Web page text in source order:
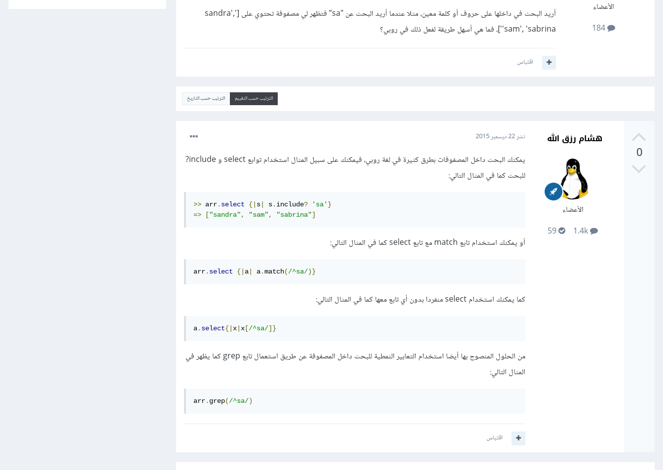
الأعضاء
184
أريد البحث في داخلها على حروف أو كلمة معين، مثلا عندما أريد البحث عن "sa” فتظهر لي مصفوفة تحتوي على ['sandra',
'sam', 'sabrina']، فما هي أسهل طريقة لفعل ذلك في روبي؟
اقتباس
الترتيب حسب التقييم الترتيب حسب التاريخ
0
هشام رزق الله
الأعضاء
نشر22 ديسمبر 2015
يمكنك البحث داخل المصفوفات بطرق كثيرة في لغة روبي، فيمكنك على سبيل المثال استخدام توابع select و include?
للبحث كما في المثال التالي:
>> arr. select {| s s. include? 'sa' }
=>
["sandra", "sam", "sabrina"]
أو يمكنك استخدام تابع match مع تابع select كما في المثال التالي:
arr. select {| a a.match(/^sa/)}
كما يمكنك استخدام select منفردا بدون أي تابع معها كما في المثال التالي:
a. select{| x x [/^sa/]}
من الحلول المنصوح بها أيضا استخدام التعابير النمطية للبحث داخل المصفوفة عن طريق استعمال تابع grep كما يظهر في
المثال التالي:
arr. grep(/^sa/)
اقتباس